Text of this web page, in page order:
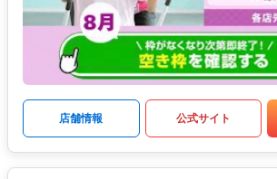
店舗情報 公式サイト